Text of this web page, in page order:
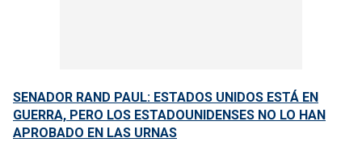
SENADOR RAND PAUL: ESTADOS UNIDOS ESTÁ EN
GUERRA, PERO LOS ESTADOUNIDENSES NO LO HAN
APROBADO EN LAS URNAS